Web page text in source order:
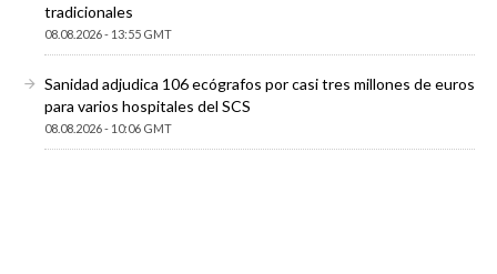
tradicionales
08.08.2026 - 13:55 GMT
Sanidad adjudica 106 ecógrafos por casi tres millones de euros
para varios hospitales del SCS
08.08.2026 - 10:06 GMT